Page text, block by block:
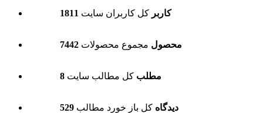
1811 کاربر کل کاربران سایت
7442 محصول مجموع محصولات
8 مطلب کل مطالب سایت
529 دیدگاه کل باز خورد مطالب